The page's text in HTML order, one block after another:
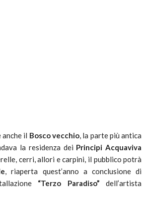
il Bosco vecchio, la parte più antica
la residenza dei Principi Acquaviva
cerri, allori e carpini, il pubblico potrà
, riaperta quest’anno a conclusione di
“Terzo Paradiso” dell’artista